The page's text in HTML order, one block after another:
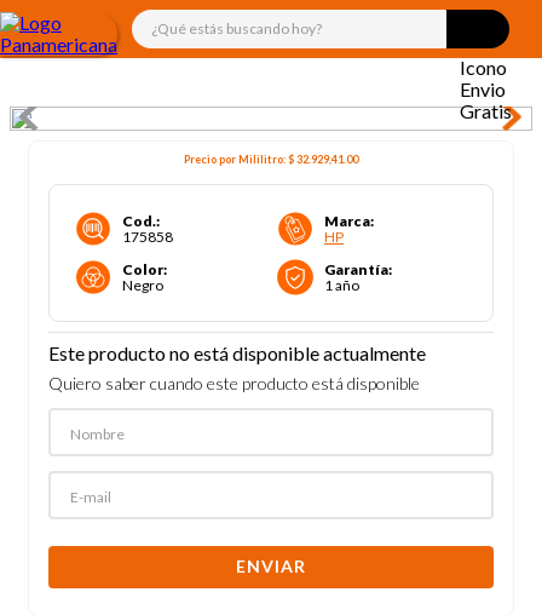
¿Qué estás buscando hoy?
Precio porMililitro:$ 32.929,41 .00
Cod.:
175858
Marca:
HP
Color:
Negro
Garantía:
1 año
Este producto no está disponible actualmente
Quiero saber cuando este producto está disponible
ENVIAR